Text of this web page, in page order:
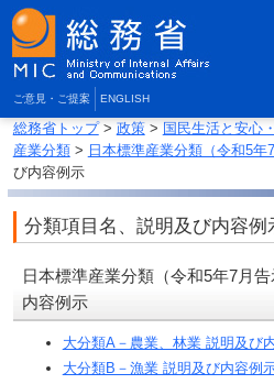
ご意見・ご提案 ENGLISH
総務省トップ> 政策> 国民生活と安心
産業分類> 日本標準産業分類（令和5年7
び内容例示
分類項目名、説明及び内容例
日本標準産業分類（令和5年7月
内容例示
大分類A－農業、林業 説明及び
大分類B－漁業 説明及び内容例